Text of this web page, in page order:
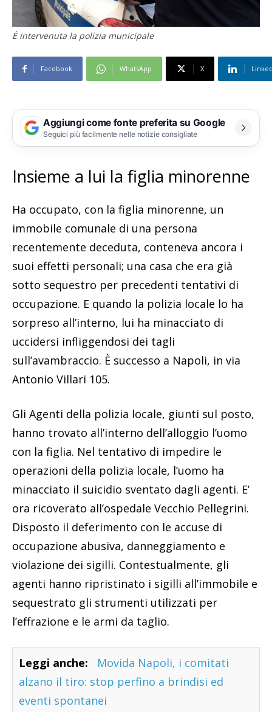
È intervenuta la polizia municipale
Facebook WhatsApp X
Aggiungi come fonte preferita su Google
Seguici più facilmente nelle notizie consigliate
Insieme a lui la figlia minorenne
Ha occupato, con la figlia minorenne, un
immobile comunale di una persona
recentemente deceduta, conteneva ancora i
suoi effetti personali; una casa che era già
sotto sequestro per precedenti tentativi di
occupazione. E quando la polizia locale lo ha
sorpreso all’interno, lui ha minacciato di
uccidersi infliggendosi dei tagli
sull’avambraccio. È successo a Napoli, in via
Antonio Villari 105.
Gli Agenti della polizia locale, giunti sul posto,
hanno trovato all’interno dell’alloggio l’uomo
con la figlia. Nel tentativo di impedire le
operazioni della polizia locale, l’uomo ha
minacciato il suicidio sventato dagli agenti. E’
ora ricoverato all’ospedale Vecchio Pellegrini.
Disposto il deferimento con le accuse di
occupazione abusiva, danneggiamento e
violazione dei sigilli. Contestualmente, gli
agenti hanno ripristinato i sigilli all’immobile e
sequestrato gli strumenti utilizzati per
l’effrazione e le armi da taglio.
Leggi anche:
Movida Napoli, i comitati
alzano il tiro: stop perfino a brindisi ed
eventi spontanei